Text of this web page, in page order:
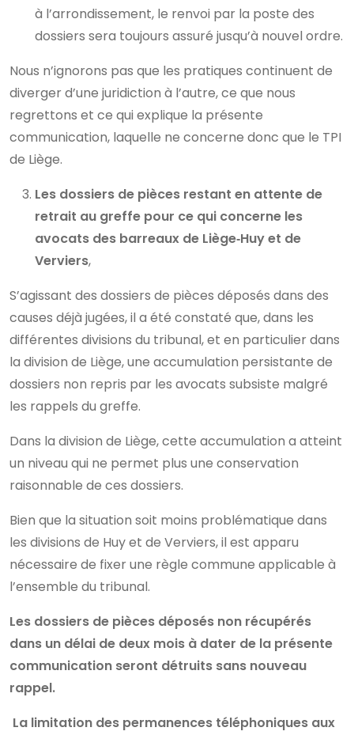
à l’arrondissement, le renvoi par la poste des
dossiers sera toujours assuré jusqu’à nouvel ordre.
Nous n’ignorons pas que les pratiques continuent de
diverger d’une juridiction à l’autre, ce que nous
regrettons et ce qui explique la présente
communication, laquelle ne concerne donc que le TPI
de Liège.
Les dossiers de pièces restant en attente de
retrait au greffe pour ce qui concerne les
avocats des barreaux de Liège‑Huy et de
Verviers,
S’agissant des dossiers de pièces déposés dans des
causes déjà jugées, il a été constaté que, dans les
différentes divisions du tribunal, et en particulier dans
la division de Liège, une accumulation persistante de
dossiers non repris par les avocats subsiste malgré
les rappels du greffe.
Dans la division de Liège, cette accumulation a atteint
un niveau qui ne permet plus une conservation
raisonnable de ces dossiers.
Bien que la situation soit moins problématique dans
les divisions de Huy et de Verviers, il est apparu
nécessaire de fixer une règle commune applicable à
l’ensemble du tribunal.
Les dossiers de pièces déposés non récupérés
dans un délai de deux mois à dater de la présente
communication seront détruits sans nouveau
rappel.
La limitation des permanences téléphoniques aux